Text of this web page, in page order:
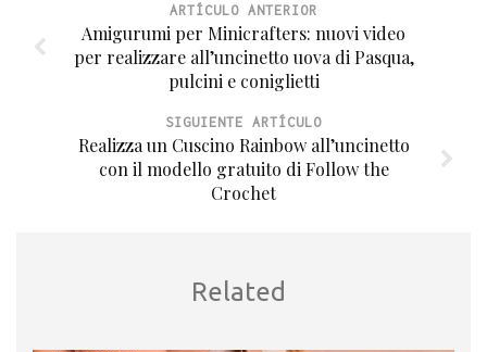
ARTÍCULO ANTERIOR
Amigurumi per Minicrafters: nuovi video
per realizzare all’uncinetto uova di Pasqua,
pulcini e coniglietti
SIGUIENTE ARTÍCULO
Realizza un Cuscino Rainbow all’uncinetto
con il modello gratuito di Follow the
Crochet
Related